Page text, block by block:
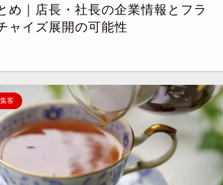
め｜店長・社長の企業情報とフラ
ャイズ展開の可能性
客